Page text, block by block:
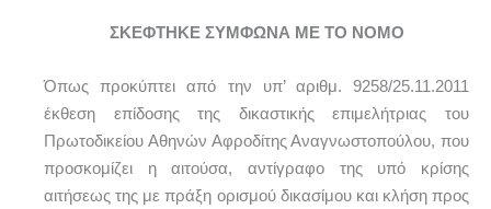
ΣΚΕΦΤΗΚΕ ΣΥΜΦΩΝΑ ΜΕ ΤΟ ΝΟΜΟ
Όπως προκύπτει από την υπ’ αριθμ. 9258/25.11.2011
έκθεση επίδοσης της δικαστικής επιμελήτριας του
Πρωτοδικείου Αθηνών Αφροδίτης Αναγνωστοπούλου, που
προσκομίζει η αιτούσα, αντίγραφο της υπό κρίσης
αιτήσεως της με πράξη ορισμού δικασίμου και κλήση προς